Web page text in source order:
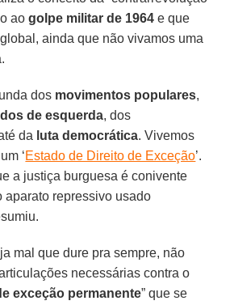
aogolpe militar de 1964 e que
ainda que não vivamos uma
dos movimentos populares,
de esquerda, dos
da luta democrática. Vivemos
‘Estado de Direito de Exceção’.
a justiça burguesa é conivente
aparato repressivo usado
mal que dure pra sempre, não
necessárias contra o
exceção permanente” que se